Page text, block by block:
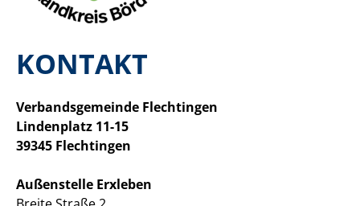
KONTAKT
Verbandsgemeinde Flechtingen
Lindenplatz 11-15
39345 Flechtingen
Außenstelle Erxleben